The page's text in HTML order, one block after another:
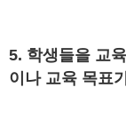
5. 학생들을 교
이나 교육 목표